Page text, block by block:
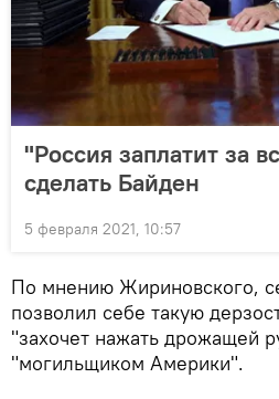
"Россия заплатит за
сделать Байден
5 февраля 2021, 10:57
По мнению Жириновского,
позволил себе такую
"захочет нажать дрожащей
"могильщиком Америки".